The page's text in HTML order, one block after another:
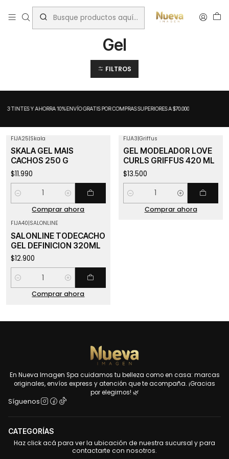
Inicio Rizos Gel
Gel
FILTROS
3 TINTES Y AHORRA 10%ENVÍO GRATIS POR COMPRAS SUPERIORES A $70.000
FIJA25|Skala
SKALA GEL MAIS
CACHOS 250 G
$11.990
Cantidad
Comprar ahora
FIJA3|Griffus
GEL MODELADOR LOVE
CURLS GRIFFUS 420 ML
$13.500
Cantidad
Comprar ahora
FIJA40|SALONLINE
SALONLINE TODECACHO
GEL DEFINICION 320ML
$12.900
Cantidad
Comprar ahora
En Nueva Imagen Spa cuidamos tu belleza como en casa: marcas
originales, envíos express y atención que te acompaña. ¡Gracias
por elegirnos! 🌿
Síguenos
CATEGORÍAS
Haz click acá para ver la ubicación de nuestra sucursal y para
contactarte con nosotros.